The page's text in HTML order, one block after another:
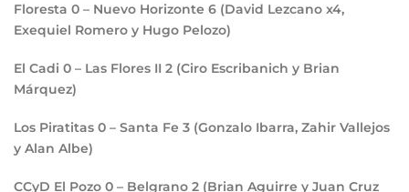
Floresta 0 – Nuevo Horizonte 6 (David Lezcano x4,
Exequiel Romero y Hugo Pelozo)
El Cadi 0 – Las Flores II 2 (Ciro Escribanich y Brian
Márquez)
Los Piratitas 0 – Santa Fe 3 (Gonzalo Ibarra, Zahir Vallejos
y Alan Albe)
CCyD El Pozo 0 – Belgrano 2 (Brian Aguirre y Juan Cruz